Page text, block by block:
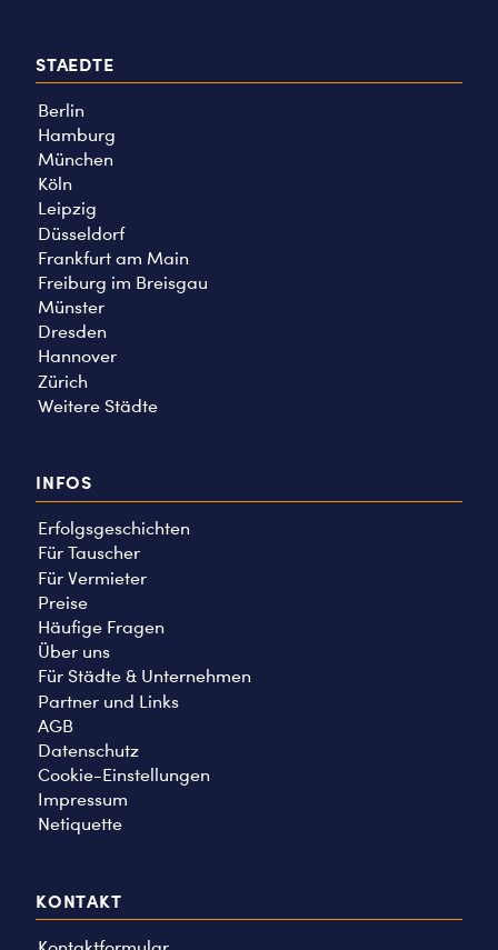
STAEDTE
Berlin
Hamburg
München
Köln
Leipzig
Düsseldorf
Frankfurt am Main
Freiburg im Breisgau
Münster
Dresden
Hannover
Zürich
Weitere Städte
INFOS
Erfolgsgeschichten
Für Tauscher
Für Vermieter
Preise
Häufige Fragen
Über uns
Für Städte & Unternehmen
Partner und Links
AGB
Datenschutz
Cookie-Einstellungen
Impressum
Netiquette
KONTAKT